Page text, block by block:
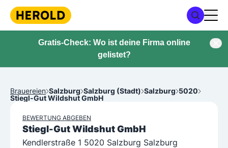
Gratis-Check: Wo ist deine Firma online
gelistet?
Brauereien Salzburg Salzburg (Stadt) Salzburg 5020
Stiegl-Gut Wildshut GmbH
BEWERTUNG ABGEBEN
Stiegl-Gut Wildshut GmbH
Kendlerstraße 1 5020 Salzburg Salzburg